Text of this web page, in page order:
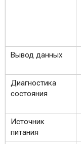
Вывод данных
Диагностика
состояния
Источник
питания